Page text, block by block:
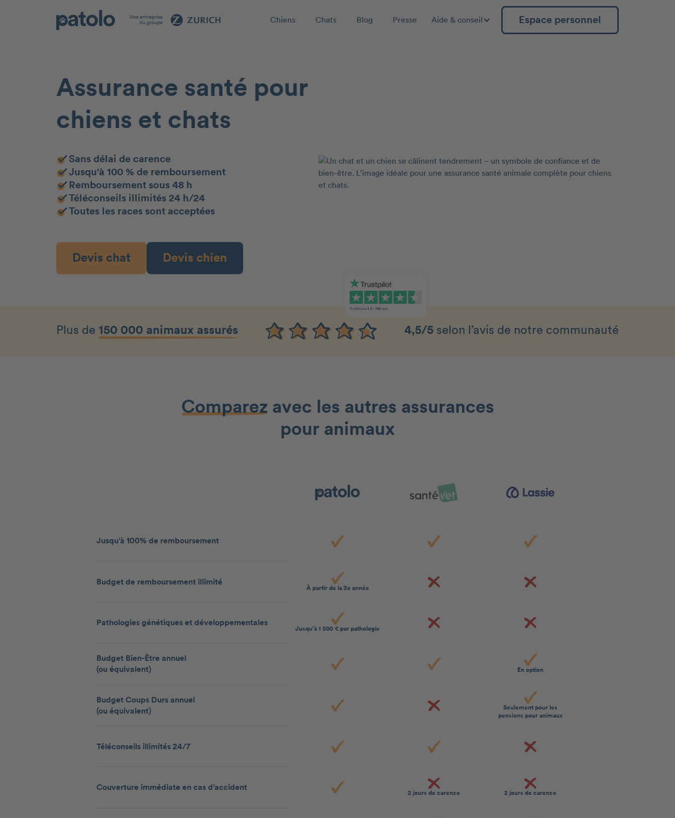
Chiens Chats Blog Presse Aide & conseil Espace personnel
Assurance santé pour
chiens et chats
Sans délai de carence
Jusqu'à 100 % de remboursement
Remboursement sous 48 h
Téléconseils illimités 24 h/24
Toutes les races sont acceptées
Devis chat Devis chien
Plus de 150 000 animaux assurés 4,5/5 selon l’avis de notre communauté
Comparez avec les autres assurances
pour animaux
Jusqu’à 100% de remboursement
Budget de remboursement illimité
À partir de la 3e année
Pathologies génétiques et développementales
Jusqu’à 1 500 € par pathologie
Budget Bien-Être annuel
(ou équivalent)
En option
Budget Coups Durs annuel
(ou équivalent)
Seulement pour les
pensions pour animaux
Téléconseils illimités 24/7
Couverture immédiate en cas d’accident
2 jours de carence 2 jours de carence